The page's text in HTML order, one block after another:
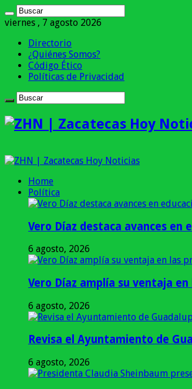
viernes , 7 agosto 2026
Directorio
¿Quiénes Somos?
Código Ético
Políticas de Privacidad
Home
Política
Vero Díaz destaca avances en
6 agosto, 2026
Vero Díaz amplía su ventaja
6 agosto, 2026
Revisa el Ayuntamiento de
6 agosto, 2026